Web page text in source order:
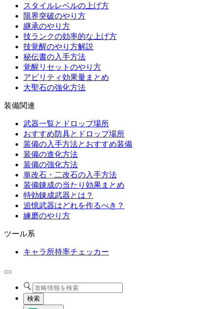
スタイルレベルの上げ方
限界突破のやり方
継承のやり方
技ランクの効率的な上げ方
技覚醒のやり方解説
秘伝書の入手方法
覚醒リセットのやり方
アビリティ効果量まとめ
大聖石の強化方法
装備関連
武器一覧とドロップ場所
おすすめ防具とドロップ場所
装備の入手方法とおすすめ装備
装備の進化方法
装備の強化方法
単改石・二改石の入手方法
装備錬成の当たり効果まとめ
特効錬成武器とは？
追憶武器はどれを作るべき？
練磨のやり方
ツール系
キャラ所持率チェッカー
検索